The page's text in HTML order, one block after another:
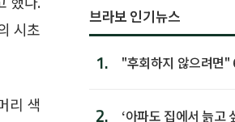
시초
리 색
브라보 인기뉴스
1.
"후회하지 않으려면"
2.
‘아파도 집에서 늙